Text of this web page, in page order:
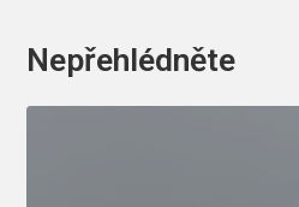
Nepřehlédněte